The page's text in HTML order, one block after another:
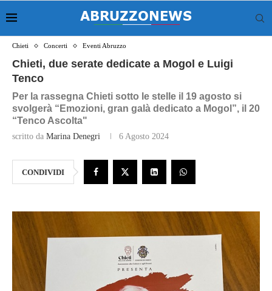
Chieti Concerti Eventi Abruzzo
Chieti, due serate dedicate a Mogol e Luigi
Tenco
Per la rassegna Chieti sotto le stelle il 19 agosto si
svolgerà “Emozioni, gran galà dedicato a Mogol”, il 20
“Tenco Ascolta"
scritto da Marina Denegri 6 Agosto 2024
CONDIVIDI